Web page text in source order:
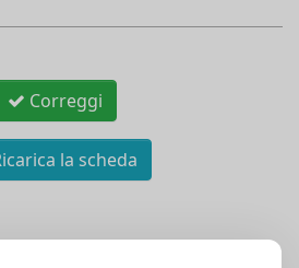
Correggi
la scheda